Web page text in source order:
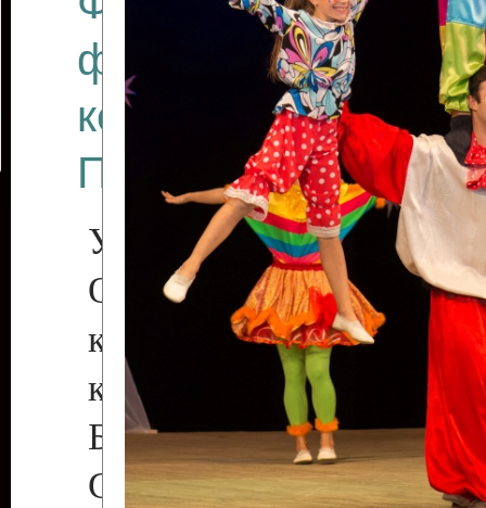
фестиваля
коллективов
Приднестровского
Участники фестиваля:
Образцовый
коллектив
культуры с.
Бендеры ,
Светлана Георгиевна